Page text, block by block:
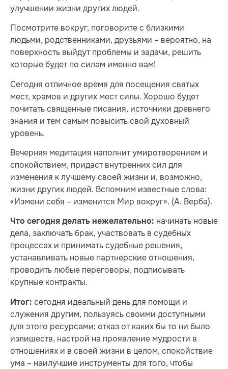
улучшении жизни других людей.
Посмотрите вокруг, поговорите с близкими
людьми, родственниками, друзьями – вероятно, на
поверхность выйдут проблемы и задачи, решить
которые будет по силам именно вам!
Сегодня отличное время для посещения святых
мест, храмов и других мест силы. Хорошо будет
почитать священные писания, источники древнего
знания и тем самым повысить свой духовный
уровень.
Вечерняя медитация наполнит умиротворением и
спокойствием, придаст внутренних сил для
изменения к лучшему своей жизни и, возможно,
жизни других людей. Вспомним известные слова:
«Измени себя – изменится Мир вокруг». (А. Верба).
Что сегодня делать нежелательно: начинать новые
дела, заключать брак, участвовать в судебных
процессах и принимать судебные решения,
устанавливать новые партнерские отношения,
проводить любые переговоры, подписывать
крупные контракты.
Итог: сегодня идеальный день для помощи и
служения другим, пользуясь своими доступными
для этого ресурсами; отказ от каких бы то ни было
излишеств, настрой на проявление мудрости в
отношениях и в своей жизни в целом, спокойствие
ума – наилучшие инструменты для того, чтобы